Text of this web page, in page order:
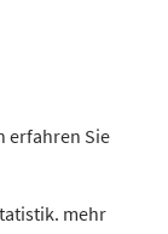
erfahren Sie
mehr